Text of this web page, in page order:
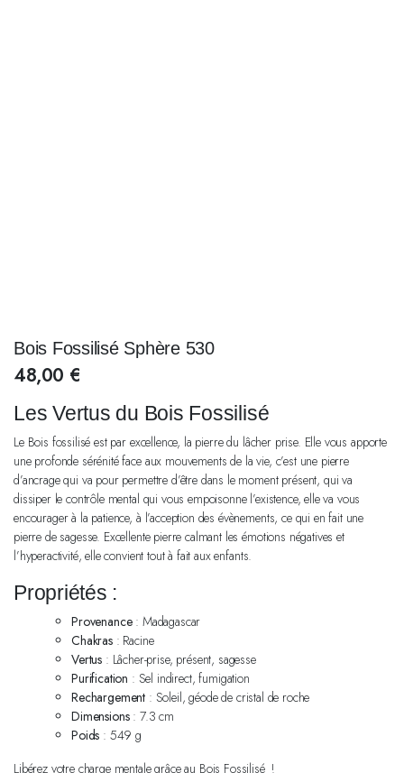
Bois Fossilisé Sphère 530
48,00 €
Les Vertus du Bois Fossilisé
Le Bois fossilisé est par excellence, la pierre du lâcher prise. Elle vous apporte
une profonde sérénité face aux mouvements de la vie, c’est une pierre
d’ancrage qui va pour permettre d’être dans le moment présent, qui va
dissiper le contrôle mental qui vous empoisonne l’existence, elle va vous
encourager à la patience, à l’acception des évènements, ce qui en fait une
pierre de sagesse. Excellente pierre calmant les émotions négatives et
l’hyperactivité, elle convient tout à fait aux enfants.
Propriétés :
Provenance: Madagascar
Chakras: Racine
Vertus : Lâcher-prise, présent, sagesse
Purification : Sel indirect, fumigation
Rechargement : Soleil, géode de cristal de roche
Dimensions: 7.3 cm
Poids : 549 g
Libérez votre charge mentale grâce au Bois Fossilisé !